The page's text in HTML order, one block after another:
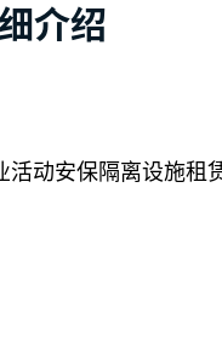
介绍
活动安保隔离设施租